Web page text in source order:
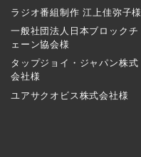
ラジオ番組制作 江上佳弥子様
一般社団法人日本ブロックチ
ェーン協会様
タップジョイ・ジャパン株式
会社様
ユアサクオビス株式会社様